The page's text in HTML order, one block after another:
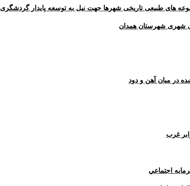
های طبیعی تاریخی شهرها جهت نیل به توسعه پایدار گردشگری
شهری شهرستان همدان
در میان آهن و دود
غرب
اجتماعي